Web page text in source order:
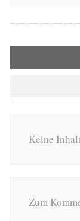
Keine
Zum